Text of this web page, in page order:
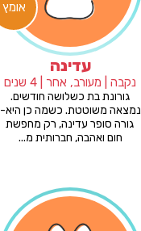
אומץ
עדינה
נקבה | מעורב, אחר | 4 שנים
גורונת בת כשלושה חודשים.
נמצאה משוטטת. כשמה כן היא-
גורה סופר עדינה, רק מחפשת
חום ואהבה, חברותית מ...